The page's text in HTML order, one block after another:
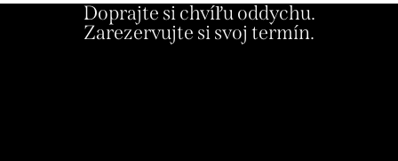
Doprajte si chvíľu oddychu.
Zarezervujte si svoj termín.